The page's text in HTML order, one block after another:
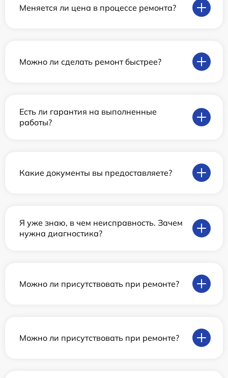
Меняется ли цена в процессе ремонта?
Можно ли сделать ремонт быстрее?
Есть ли гарантия на выполненные
работы?
Какие документы вы предоставляете?
Я уже знаю, в чем неисправность. Зачем
нужна диагностика?
Можно ли присутствовать при ремонте?
Можно ли присутствовать при ремонте?